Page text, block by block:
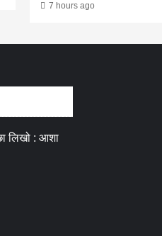
7 hours ago
लिखो : आशा